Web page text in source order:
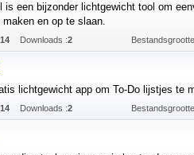
is een bijzonder lichtgewicht tool om
en op te slaan.
Downloads :2
lichtgewicht app om To-Do lijstjes te
Downloads :2